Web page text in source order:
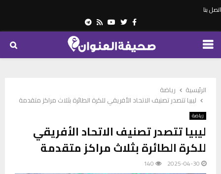
اتصل بنا
Facebook
Twitter
Youtube
Rss
Telegram
PRIMARY
الرئيسية
رياضة
ليبيا تتصدر تصنيف الاتحاد الأفريقي للكرة الطائرة بثلاث مراكز متقدمة
رياضة
ليبيا تتصدر تصنيف الاتحاد الأفريقي
للكرة الطائرة بثلاث مراكز متقدمة
2025-04-30
140